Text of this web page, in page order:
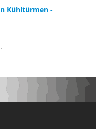
Kühltürmen -